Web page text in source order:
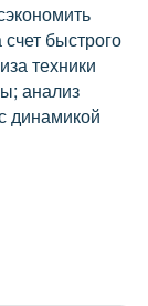
быстрого
техники
анализ
динамикой